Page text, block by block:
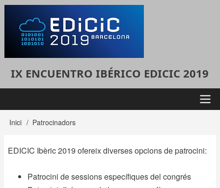
Vés
contingut
IX ENCUENTRO IBÉRICO EDICIC 2019
Menú
FilInici Patrocinadors
EDICIC Ibèric 2019 ofereix diverses opcions de patrocini:
Patrocini de sessions específiques del congrés